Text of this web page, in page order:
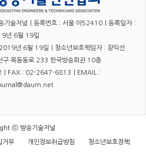
기술저널｜등록번호 : 서울 아52410｜등록일자 :
년 6월 19일
년 6월 19일｜청소년보호책임자 : 장익선
목동동로 233 한국방송회관 10층
FAX : 02-2647-6813｜EMAIL :
ⓒ 방송기술저널
거부 개인정보취급방침 청소년보호정책